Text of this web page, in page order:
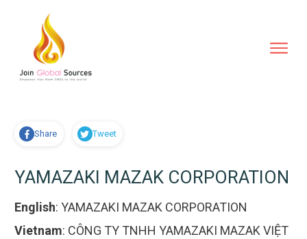
Share Tweet
YAMAZAKI MAZAK CORPORATION
English: YAMAZAKI MAZAK CORPORATION
Vietnam: CÔNG TY TNHH YAMAZAKI MAZAK VIỆT